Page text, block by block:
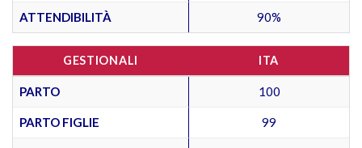
ATTENDIBILITÀ 90%
GESTIONALI ITA
PARTO 100
PARTO FIGLIE 99